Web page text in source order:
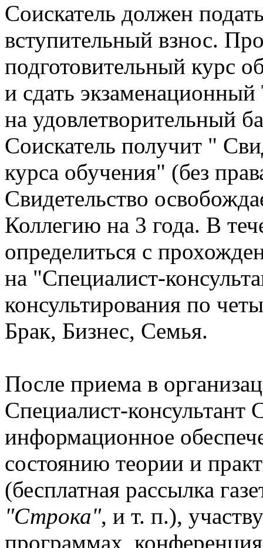
Соискатель должен
вступительный взнос.
подготовительный курс
и сдать экзаменационный
на удовлетворительный
Соискатель получит "
курса обучения" (без
Свидетельство
Коллегию на 3 года. В
определиться с
на "Специалист-
консультирования по
Брак, Бизнес, Семья.
После приема в
Специалист-консультант
информационное
состоянию теории и
(бесплатная рассылка
"Строка", и т. п.),
программах,